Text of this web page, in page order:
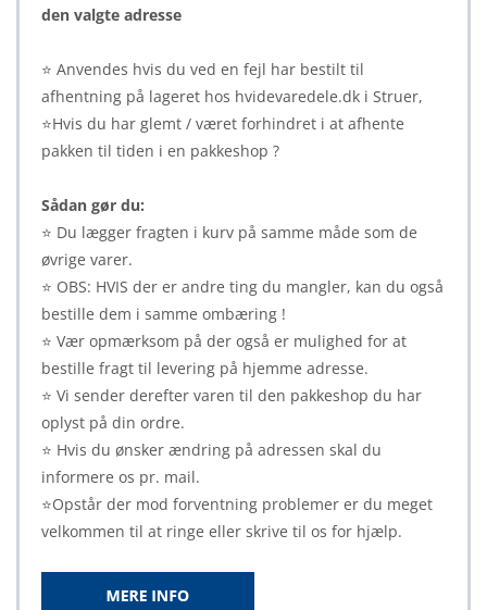
den valgte adresse
⭐ Anvendes hvis du ved en fejl har bestilt til
afhentning på lageret hos hvidevaredele.dk i Struer,
⭐Hvis du har glemt / været forhindret i at afhente
pakken til tiden i en pakkeshop ?
Sådan gør du:
⭐ Du lægger fragten i kurv på samme måde som de
øvrige varer.
⭐ OBS: HVIS der er andre ting du mangler, kan du også
bestille dem i samme ombæring !
⭐ Vær opmærksom på der også er mulighed for at
bestille fragt til levering på hjemme adresse.
⭐ Vi sender derefter varen til den pakkeshop du har
oplyst på din ordre.
⭐ Hvis du ønsker ændring på adressen skal du
informere os pr. mail.
⭐Opstår der mod forventning problemer er du meget
velkommen til at ringe eller skrive til os for hjælp.